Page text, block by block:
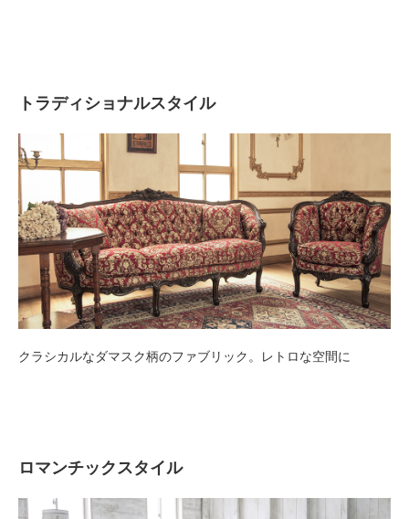
トラディショナルスタイル
クラシカルなダマスク柄のファブリック。レトロな空間に
ロマンチックスタイル